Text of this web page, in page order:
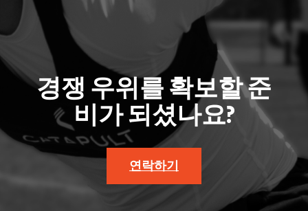
경쟁 우위를 확보할 준
비가 되셨나요?
연락하기